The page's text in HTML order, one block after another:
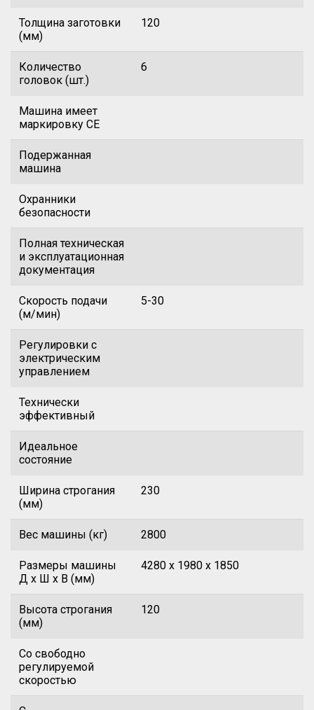
Толщина заготовки
(мм)
120
Количество
головок (шт.)
6
Машина имеет
маркировку CE
Подержанная
машина
Охранники
безопасности
Полная техническая
и эксплуатационная
документация
Скорость подачи
(м/мин)
5-30
Регулировки с
электрическим
управлением
Технически
эффективный
Идеальное
состояние
Ширина строгания
(мм)
230
Вес машины (кг) 2800
Размеры машины
Д х Ш х В (мм)
4280 х 1980 х 1850
Высота строгания
(мм)
120
Со свободно
регулируемой
скоростью